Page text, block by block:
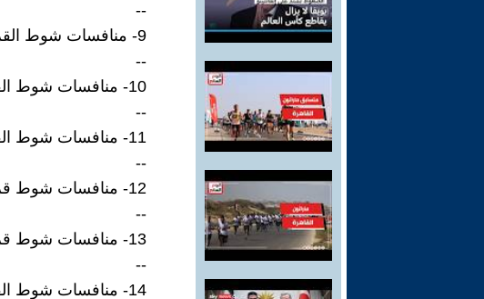
--
9- منافسات شوط القرموشة للشيوخ.
--
10- منافسات شوط القرموشة جرناس.
--
11- منافسات شوط القرموش فرخ الرئيسي.
--
12- منافسات شوط قرموشة جرناس الرئيسي.
--
13- منافسات شوط قرموشة فرخ نقدي.
--
14- منافسات شوط القرموشة عامة ملاك.